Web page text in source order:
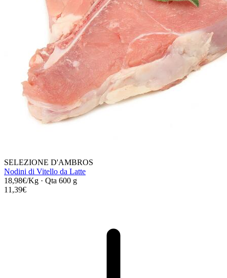
SELEZIONE D'AMBROS
Nodini di Vitello da Latte
18,98€/Kg · Qta 600 g
11,39€